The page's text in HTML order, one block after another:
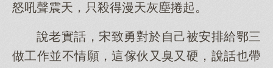
怒吼聲震天，只殺得漫天灰塵捲起。
說老實話，宋致勇對於自己被安排給鄂三
做工作並不情願，這傢伙又臭又硬，說話也帶